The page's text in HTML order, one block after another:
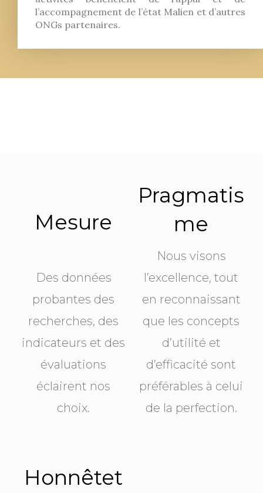
l’accompagnement de l’état Malien et d’autres
ONGs partenaires.
Mesure
Des données
probantes des
recherches, des
indicateurs et des
évaluations
éclairent nos
choix.
Pragmatis
me
Nous visons
l’excellence, tout
en reconnaissant
que les concepts
d’utilité et
d’efficacité sont
préférables à celui
de la perfection.
Honnêtet